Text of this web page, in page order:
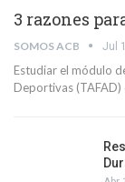
3 razones
SOMOS ACB Jul
Estudiar el módulo
Deportivas